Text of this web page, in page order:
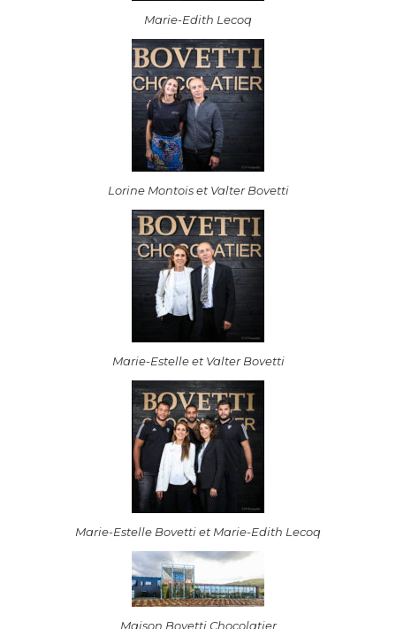
Marie-Edith Lecoq
Lorine Montois et Valter Bovetti
Marie-Estelle et Valter Bovetti
Marie-Estelle Bovetti et Marie-Edith Lecoq
Maison Bovetti Chocolatier